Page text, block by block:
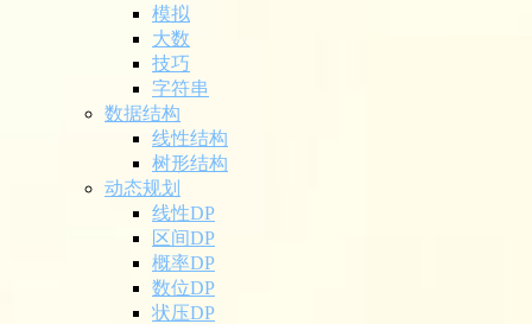
模拟
大数
技巧
字符串
数据结构
线性结构
树形结构
动态规划
线性DP
区间DP
概率DP
数位DP
状压DP